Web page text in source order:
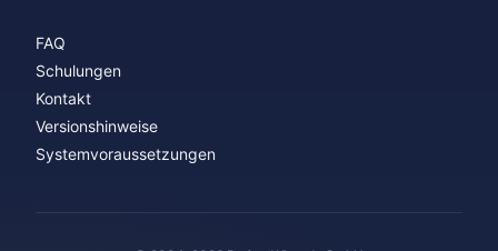
FAQ
Schulungen
Kontakt
Versionshinweise
Systemvoraussetzungen